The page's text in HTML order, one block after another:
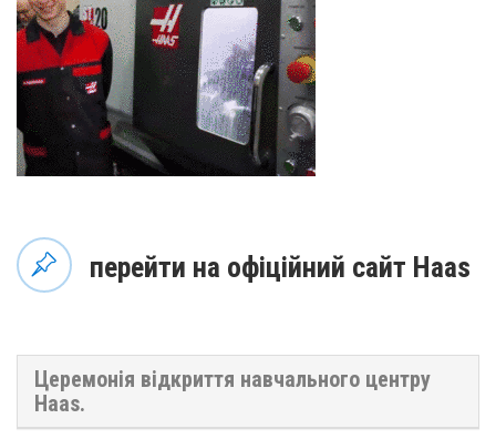
перейти на офіційний сайт Haas
Церемонія відкриття навчального центру
Haas.